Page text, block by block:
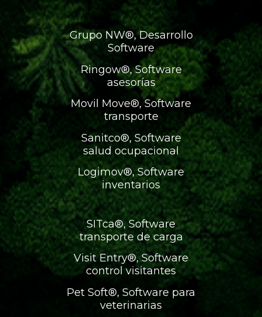
Grupo NW®, Desarrollo
Software
Ringow®, Software
asesorías
Movil Move®, Software
transporte
Sanitco®, Software
salud ocupacional
Logimov®, Software
inventarios
SITca®, Software
transporte de carga
Visit Entry®, Software
control visitantes
Pet Soft®, Software para
veterinarias